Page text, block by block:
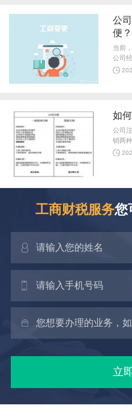
公
便？
当前
公司
更为
如
公司
销两
比较
工商财税服务您